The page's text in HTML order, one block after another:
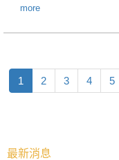
more
1 2 3 4 5
最新消息